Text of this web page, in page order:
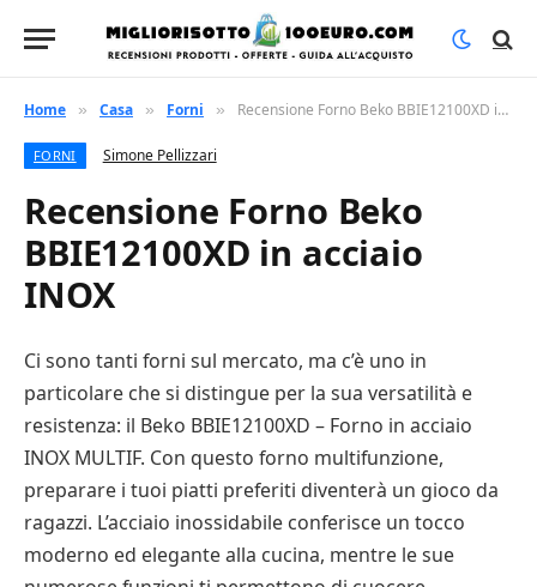
Home » Casa » Forni » Recensione Forno Beko BBIE12100XD in acciaio INOX
FORNI Simone Pellizzari
Recensione Forno Beko
BBIE12100XD in acciaio
INOX
Ci sono tanti forni sul mercato, ma c’è uno in
particolare che si distingue per la sua versatilità e
resistenza: il Beko BBIE12100XD – Forno in acciaio
INOX MULTIF. Con questo forno multifunzione,
preparare i tuoi piatti preferiti diventerà un gioco da
ragazzi. L’acciaio inossidabile conferisce un tocco
moderno ed elegante alla cucina, mentre le sue